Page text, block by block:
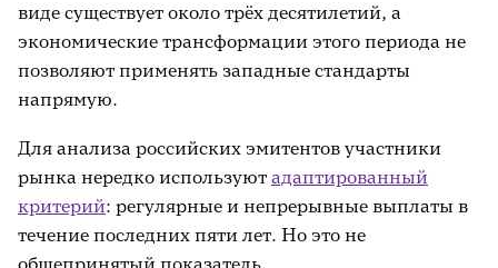
виде существует около трёх десятилетий, а
экономические трансформации этого периода не
позволяют применять западные стандарты
напрямую.
Для анализа российских эмитентов участники
рынка нередко используют адаптированный
критерий: регулярные и непрерывные выплаты в
течение последних пяти лет. Но это не
общепринятый показатель.